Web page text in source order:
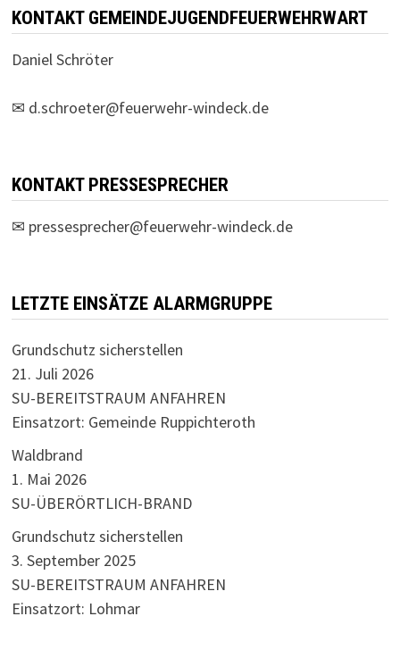
KONTAKT GEMEINDEJUGENDFEUERWEHRWART
Daniel Schröter
✉ d.schroeter@feuerwehr-windeck.de
KONTAKT PRESSESPRECHER
✉ pressesprecher@feuerwehr-windeck.de
LETZTE EINSÄTZE ALARMGRUPPE
Grundschutz sicherstellen
21. Juli 2026
SU-BEREITSTRAUM ANFAHREN
Einsatzort: Gemeinde Ruppichteroth
Waldbrand
1. Mai 2026
SU-ÜBERÖRTLICH-BRAND
Grundschutz sicherstellen
3. September 2025
SU-BEREITSTRAUM ANFAHREN
Einsatzort: Lohmar